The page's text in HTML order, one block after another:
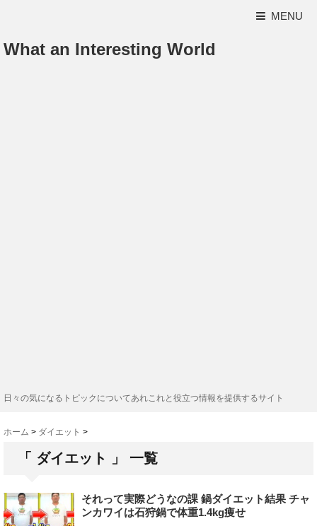
MENU
What an Interesting World
日々の気になるトピックについてあれこれと役立つ情報を提供するサイト
ホーム > ダイエット >
「 ダイエット 」 一覧
それって実際どうなの課 鍋ダイエット結果 チャ
ンカワイは石狩鍋で体重1.4kg痩せ